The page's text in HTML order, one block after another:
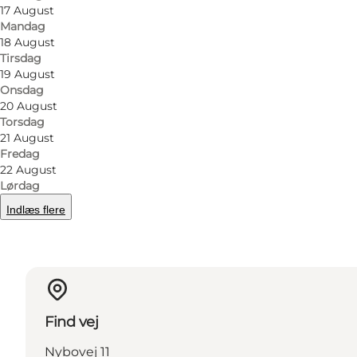
17 August
Mandag
18 August
Tirsdag
19 August
Onsdag
20 August
Torsdag
21 August
Fredag
22 August
Lørdag
Indlæs flere
Facebook
Læs mere
Find vej
Nybovej 11